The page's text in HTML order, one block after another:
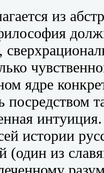
из
ядре
истории
(один из